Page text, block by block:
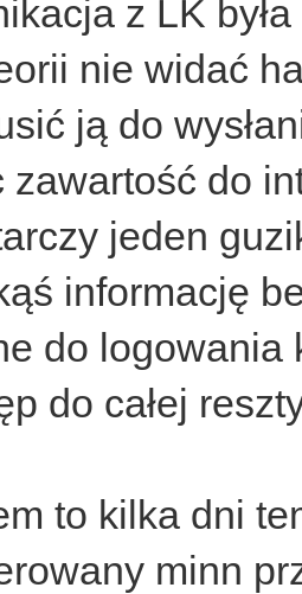
z LK
nie widać
ją do
zawartość do
jeden
informację
do
do całej
to kilka dni
minn